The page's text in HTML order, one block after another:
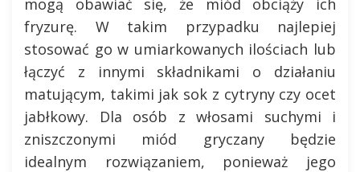
mogą obawiać się, że miód obciąży ich
fryzurę. W takim przypadku najlepiej
stosować go w umiarkowanych ilościach lub
łączyć z innymi składnikami o działaniu
matującym, takimi jak sok z cytryny czy ocet
jabłkowy. Dla osób z włosami suchymi i
zniszczonymi miód gryczany będzie
idealnym rozwiązaniem, ponieważ jego